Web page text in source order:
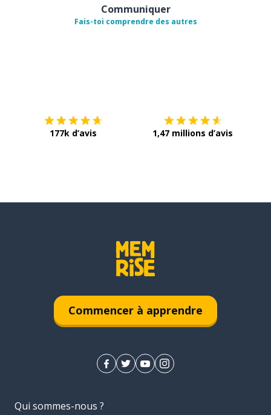
Communiquer
Fais-toi comprendre des autres
177k d’avis 1,47 millions d’avis
Commencer à apprendre
Qui sommes-nous ?